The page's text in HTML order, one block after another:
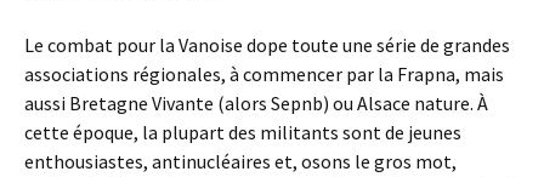
Le combat pour la Vanoise dope toute une série de grandes
associations régionales, à commencer par la Frapna, mais
aussi Bretagne Vivante (alors Sepnb) ou Alsace nature. À
cette époque, la plupart des militants sont de jeunes
enthousiastes, antinucléaires et, osons le gros mot,